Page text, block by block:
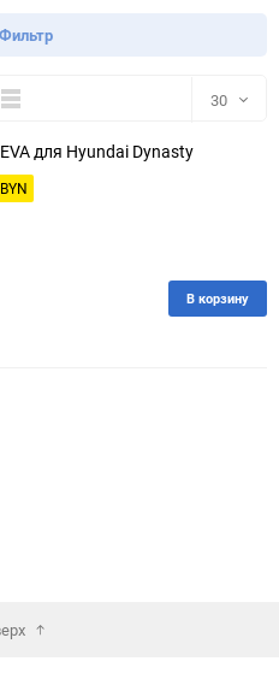
Фильтр
Компактно 30
30
150
для Hyundai Dynasty
В корзину